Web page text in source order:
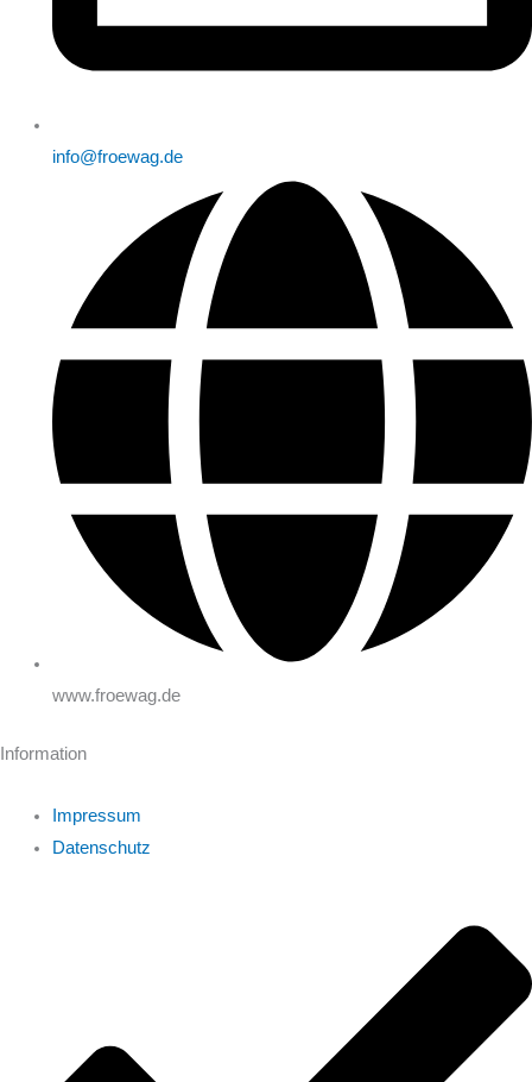
info@froewag.de
www.froewag.de
Information
Impressum
Datenschutz